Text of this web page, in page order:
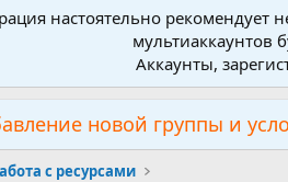
настоятельно рекомендует
мультиаккаунтов
Аккаунты,
новой группы и
с ресурсами